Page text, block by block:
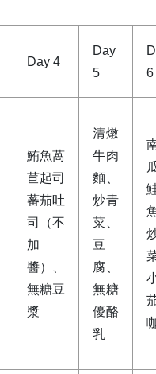
Day 4
Day
5
6
鮪魚萵
苣起司
蕃茄吐
司（不
加
醬）、
無糖豆
漿
清燉
牛肉
麵、
炒青
菜、
豆
腐、
無糖
優酪
乳